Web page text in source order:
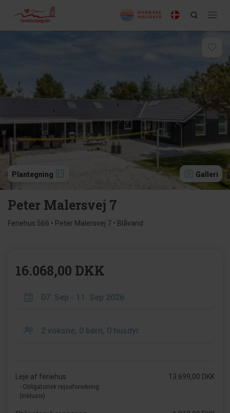
Plantegning Galleri
Peter Malersvej 7
Feriehus 566 • Peter Malersvej 7 • Blåvand
16.068,00 DKK
Leje af feriehus
- Obligatorisk rejseforsikring
(Inklusiv)
13.699,00 DKK